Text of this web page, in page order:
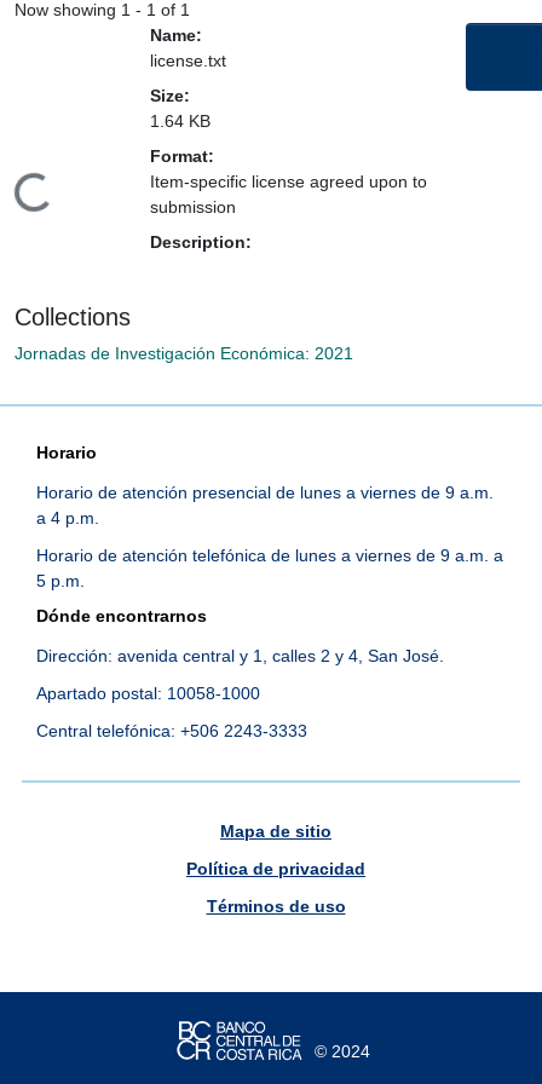
Now showing 1 - 1 of 1
Loading...
Name:
license.txt
Size:
1.64 KB
Format:
Item-specific license agreed upon to
submission
Description:
Collections
Jornadas de Investigación Económica: 2021
Horario
Horario de atención presencial de lunes a viernes de 9 a.m.
a 4 p.m.
Horario de atención telefónica de lunes a viernes de 9 a.m. a
5 p.m.
Dónde encontrarnos
Dirección: avenida central y 1, calles 2 y 4, San José.
Apartado postal: 10058-1000
Central telefónica: +506 2243-3333
Mapa de sitio
Política de privacidad
Términos de uso
© 2024